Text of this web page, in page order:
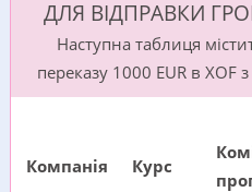
ДЛЯ ВІДПРАВКИ
Наступна таблиця
переказу 1000 EUR в XOF
Компанія Курс